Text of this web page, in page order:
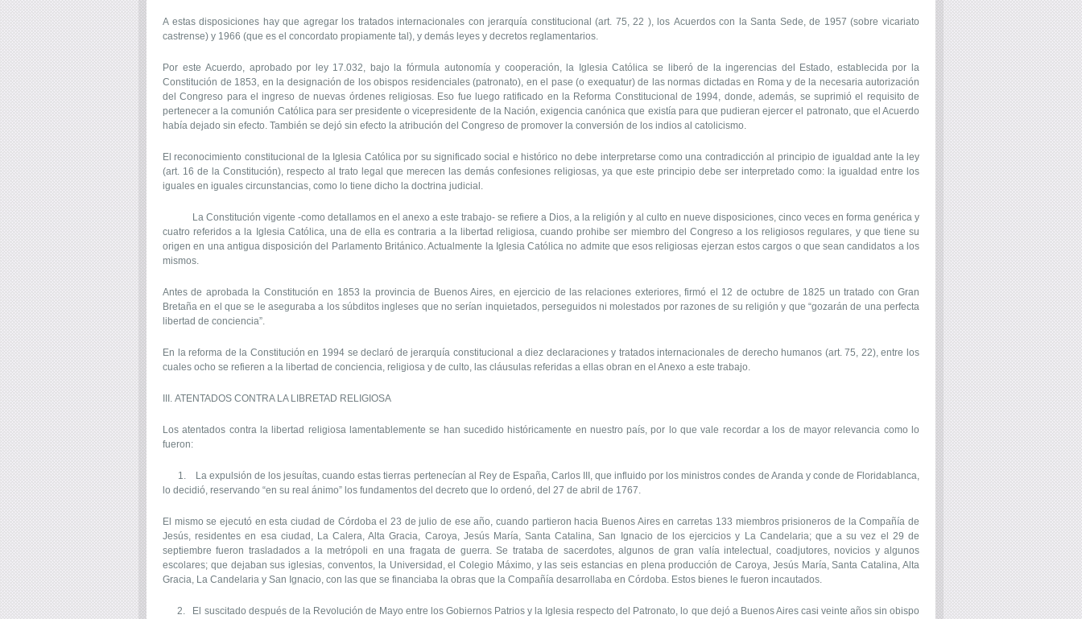
A estas disposiciones hay que agregar los tratados internacionales con jerarquía constitucional (art. 75, 22 ), los Acuerdos con la Santa Sede, de 1957 (sobre vicariato
castrense) y 1966 (que es el concordato propiamente tal), y demás leyes y decretos reglamentarios.
Por este Acuerdo, aprobado por ley 17.032, bajo la fórmula autonomía y cooperación, la Iglesia Católica se liberó de la ingerencias del Estado, establecida por la
Constitución de 1853, en la designación de los obispos residenciales (patronato), en el pase (o exequatur) de las normas dictadas en Roma y de la necesaria autorización
del Congreso para el ingreso de nuevas órdenes religiosas. Eso fue luego ratificado en la Reforma Constitucional de 1994, donde, además, se suprimió el requisito de
pertenecer a la comunión Católica para ser presidente o vicepresidente de la Nación, exigencia canónica que existía para que pudieran ejercer el patronato, que el Acuerdo
había dejado sin efecto. También se dejó sin efecto la atribución del Congreso de promover la conversión de los indios al catolicismo.
El reconocimiento constitucional de la Iglesia Católica por su significado social e histórico no debe interpretarse como una contradicción al principio de igualdad ante la ley
(art. 16 de la Constitución), respecto al trato legal que merecen las demás confesiones religiosas, ya que este principio debe ser interpretado como: la igualdad entre los
iguales en iguales circunstancias, como lo tiene dicho la doctrina judicial.
La Constitución vigente -como detallamos en el anexo a este trabajo- se refiere a Dios, a la religión y al culto en nueve disposiciones, cinco veces en forma genérica y
cuatro referidos a la Iglesia Católica, una de ella es contraria a la libertad religiosa, cuando prohibe ser miembro del Congreso a los religiosos regulares, y que tiene su
origen en una antigua disposición del Parlamento Británico. Actualmente la Iglesia Católica no admite que esos religiosas ejerzan estos cargos o que sean candidatos a los
mismos.
Antes de aprobada la Constitución en 1853 la provincia de Buenos Aires, en ejercicio de las relaciones exteriores, firmó el 12 de octubre de 1825 un tratado con Gran
Bretaña en el que se le aseguraba a los súbditos ingleses que no serían inquietados, perseguidos ni molestados por razones de su religión y que “gozarán de una perfecta
libertad de conciencia”.
En la reforma de la Constitución en 1994 se declaró de jerarquía constitucional a diez declaraciones y tratados internacionales de derecho humanos (art. 75, 22), entre los
cuales ocho se refieren a la libertad de conciencia, religiosa y de culto, las cláusulas referidas a ellas obran en el Anexo a este trabajo.
III. ATENTADOS CONTRA LA LIBRETAD RELIGIOSA
Los atentados contra la libertad religiosa lamentablemente se han sucedido históricamente en nuestro país, por lo que vale recordar a los de mayor relevancia como lo
fueron:
1. La expulsión de los jesuítas, cuando estas tierras pertenecían al Rey de España, Carlos III, que influido por los ministros condes de Aranda y conde de Floridablanca,
lo decidió, reservando “en su real ánimo” los fundamentos del decreto que lo ordenó, del 27 de abril de 1767.
El mismo se ejecutó en esta ciudad de Córdoba el 23 de julio de ese año, cuando partieron hacia Buenos Aires en carretas 133 miembros prisioneros de la Compañía de
Jesús, residentes en esa ciudad, La Calera, Alta Gracia, Caroya, Jesús María, Santa Catalina, San Ignacio de los ejercicios y La Candelaria; que a su vez el 29 de
septiembre fueron trasladados a la metrópoli en una fragata de guerra. Se trataba de sacerdotes, algunos de gran valía intelectual, coadjutores, novicios y algunos
escolares; que dejaban sus iglesias, conventos, la Universidad, el Colegio Máximo, y las seis estancias en plena producción de Caroya, Jesús María, Santa Catalina, Alta
Gracia, La Candelaria y San Ignacio, con las que se financiaba la obras que la Compañía desarrollaba en Córdoba. Estos bienes le fueron incautados.
2. El suscitado después de la Revolución de Mayo entre los Gobiernos Patrios y la Iglesia respecto del Patronato, lo que dejó a Buenos Aires casi veinte años sin obispo